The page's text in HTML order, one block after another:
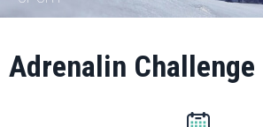
Adrenalin Challenge